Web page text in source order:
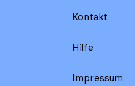
Kontakt
Hilfe
Impressum